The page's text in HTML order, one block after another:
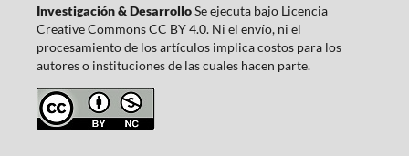
Investigación & DesarrolloSe ejecuta bajo Licencia
Creative Commons CC BY 4.0. Ni el envío, ni el
procesamiento de los artículos implica costos para los
autores o instituciones de las cuales hacen parte.